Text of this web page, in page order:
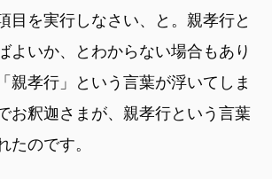
目を実行しなさい、と。親孝行と
よいか、とわからない場合もあり
親孝行」という言葉が浮いてしま
お釈迦さまが、親孝行という言葉
たのです。